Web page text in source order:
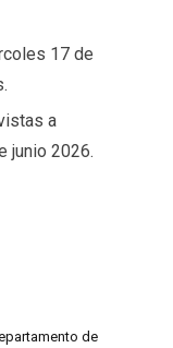
17 de
a
junio 2026.
de